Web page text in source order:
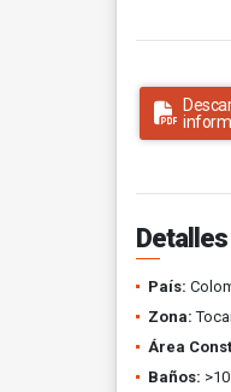
País:
Zona:
Área
Baños: >10